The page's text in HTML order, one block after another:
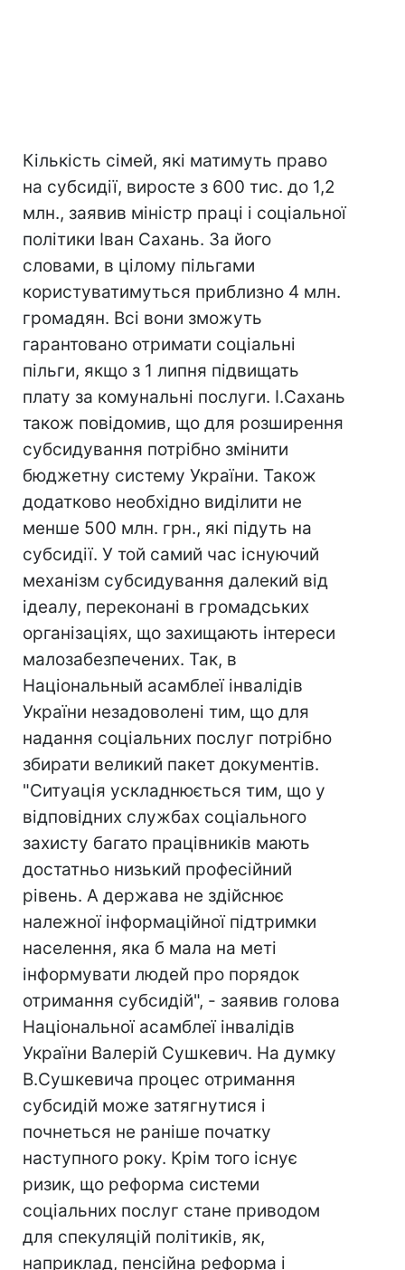
Кількість сімей, які матимуть право
на субсидії, виросте з 600 тис. до 1,2
млн., заявив міністр праці і соціальної
політики Іван Сахань. За його
словами, в цілому пільгами
користуватимуться приблизно 4 млн.
громадян. Всі вони зможуть
гарантовано отримати соціальні
пільги, якщо з 1 липня підвищать
плату за комунальні послуги. І.Сахань
також повідомив, що для розширення
субсидування потрібно змінити
бюджетну систему України. Також
додатково необхідно виділити не
менше 500 млн. грн., які підуть на
субсидії. У той самий час існуючий
механізм субсидування далекий від
ідеалу, переконані в громадських
організаціях, що захищають інтереси
малозабезпечених. Так, в
Національный асамблеї інвалідів
України незадоволені тим, що для
надання соціальних послуг потрібно
збирати великий пакет документів.
"Ситуація ускладнюється тим, що у
відповідних службах соціального
захисту багато працівників мають
достатньо низький професійний
рівень. А держава не здійснює
належної інформаційної підтримки
населення, яка б мала на меті
інформувати людей про порядок
отримання субсидій", - заявив голова
Національної асамблеї інвалідів
України Валерій Сушкевич. На думку
В.Сушкевича процес отримання
субсидій може затягнутися і
почнеться не раніше початку
наступного року. Крім того існує
ризик, що реформа системи
соціальних послуг стане приводом
для спекуляцій політиків, як,
наприклад, пенсійна реформа і